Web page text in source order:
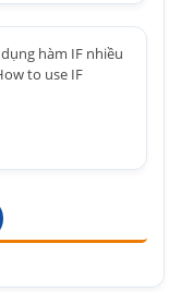
hàm IF nhiều
to use IF